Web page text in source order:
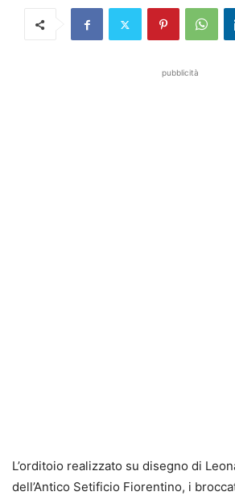
pubblicità
L’orditoio realizzato su disegno di
dell’Antico Setificio Fiorentino, i